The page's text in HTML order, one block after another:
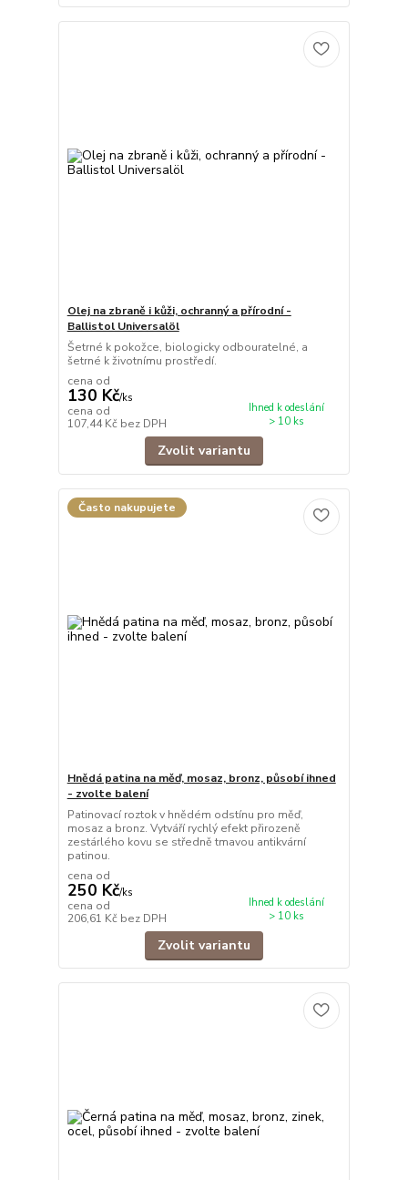
Olej na zbraně i kůži, ochranný a přírodní -
Ballistol Universalöl
Šetrné k pokožce, biologicky odbouratelné, a
šetrné k životnímu prostředí.
cena od
130 Kč/ks
cena od
107,44 Kč bez DPH
Ihned k odeslání
> 10 ks
Zvolit variantu
Často nakupujete
Hnědá patina na měď, mosaz, bronz, působí ihned
- zvolte balení
Patinovací roztok v hnědém odstínu pro měď,
mosaz a bronz. Vytváří rychlý efekt přirozeně
zestárlého kovu se středně tmavou antikvární
patinou.
cena od
250 Kč/ks
cena od
206,61 Kč bez DPH
Ihned k odeslání
> 10 ks
Zvolit variantu